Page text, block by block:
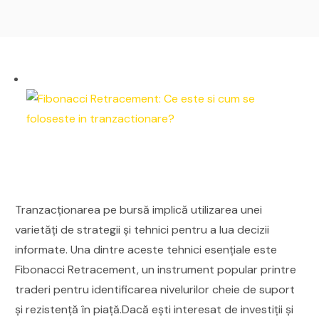
Tranzacționarea pe bursă implică utilizarea unei
varietăți de strategii și tehnici pentru a lua decizii
informate. Una dintre aceste tehnici esențiale este
Fibonacci Retracement, un instrument popular printre
traderi pentru identificarea nivelurilor cheie de suport
și rezistență în piață.Dacă ești interesat de investiții și